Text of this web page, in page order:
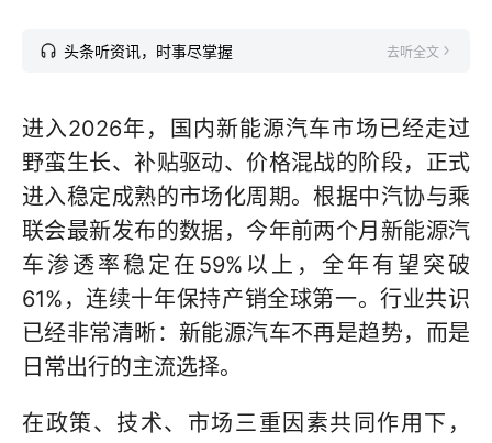
头条听资讯，时事尽掌握 去听全文
进入2026年，国内新能源汽车市场已经走过
野蛮生长、补贴驱动、价格混战的阶段，正式
进入稳定成熟的市场化周期。根据中汽协与乘
联会最新发布的数据，今年前两个月新能源汽
车渗透率稳定在59%以上，全年有望突破
61%，连续十年保持产销全球第一。行业共识
已经非常清晰：新能源汽车不再是趋势，而是
日常出行的主流选择。
在政策、技术、市场三重因素共同作用下，